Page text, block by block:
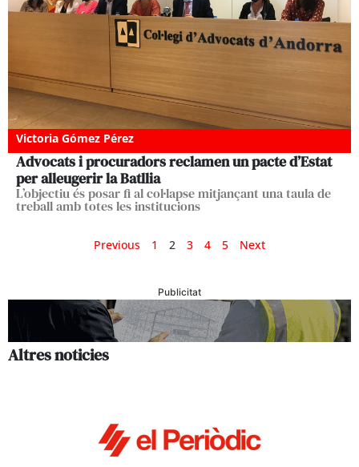
Victoria Gómez Pérez
Advocats i procuradors reclamen un pacte d’Estat
per alleugerir la Batllia
L’objectiu és posar fi al col·lapse mitjançant una taula de
treball amb totes les institucions
Previous 1 2 3 4 5 Next
Publicitat
Altres noticies